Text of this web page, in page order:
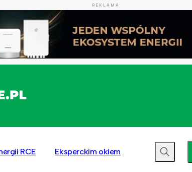
REKLAMA
RCE Eksperckim okiem